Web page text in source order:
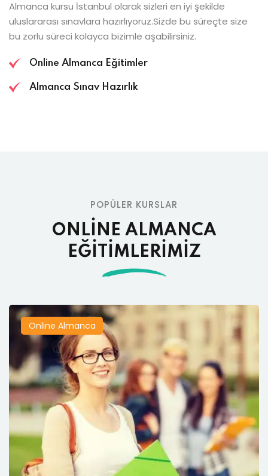
Almanca kursu İstanbul olarak sizleri en iyi şekilde
uluslararası sınavlara hazırlıyoruz.Sizde bu süreçte size
bu zorlu süreci kolayca bizimle aşabilirsiniz.
Online Almanca Eğitimler
Almanca Sınav Hazırlık
POPÜLER KURSLAR
ONLİNE ALMANCA
EĞİTİMLERİMİZ
Online Almanca